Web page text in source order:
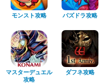
モンスト攻略 パズドラ攻略
マスターデュエル
攻略
ダフネ攻略